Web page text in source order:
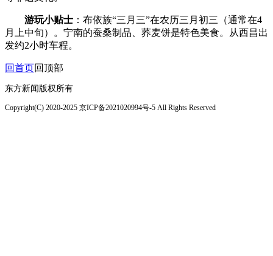
游玩小贴士 ：布依族“三月三”在农历三月初三（通常在4
月上中旬）。宁南的蚕桑制品、荞麦饼是特色美食。从西昌出
发约2小时车程。
回首页回顶部
东方新闻版权所有
Copyright(C) 2020-2025 京ICP备2021020994号-5 All Rights Reserved